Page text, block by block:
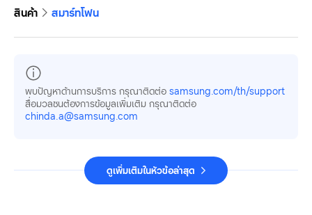
สินค้า
สมาร์ทโฟน
พบปัญหาด้านการบริการ กรุณาติดต่อ samsung.com/th/support
สื่อมวลชนต้องการข้อมูลเพิ่มเติม กรุณาติดต่อ
chinda.a@samsung.com
ดูเพิ่มเติมในหัวข้อล่าสุด